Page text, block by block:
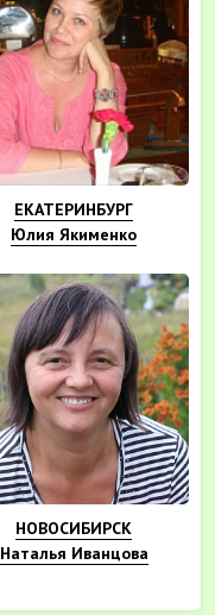
ЕКАТЕРИНБУРГ
Юлия Якименко
НОВОСИБИРСК
Наталья Иванцова